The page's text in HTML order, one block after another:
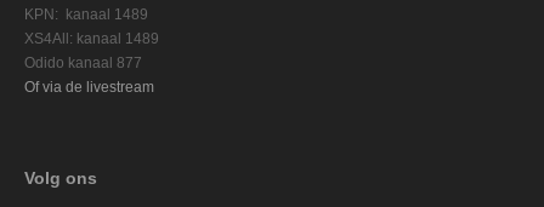
KPN: kanaal 1489
XS4All: kanaal 1489
Odido kanaal 877
Of via de livestream
Volg ons